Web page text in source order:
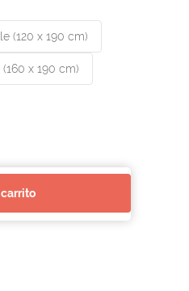
(120 x 190 cm)
x 190 cm)
carrito